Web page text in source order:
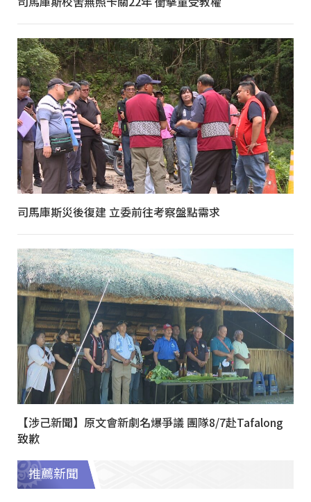
司馬庫斯災後復建 立委前往考察盤點需求
【涉己新聞】原文會新劇名爆爭議 團隊8/7赴Tafalong
致歉
推薦新聞